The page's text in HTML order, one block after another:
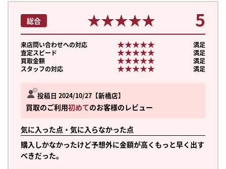
投稿日 2024/10/27 新橋店
買取のご利用初めてのお客様のレビュー
気に入った点・気に入らなかった点
購入しかなかったけど予想外に金額が高くもっと早く出す
べきだった。
総合 ★★★★★
★★★★★ 5
来店問い合わせへの対応 ★★★★★
★★★★★
満足
査定スピード
★★★★★
★★★★★
満足
買取金額
★★★★★
★★★★★
満足
スタッフの対応
★★★★★
★★★★★ 満足